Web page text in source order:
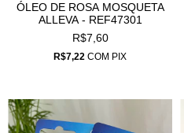
ÓLEO DE ROSA MOSQUETA
ALLEVA - REF47301
R$7,60
R$7,22 COM PIX